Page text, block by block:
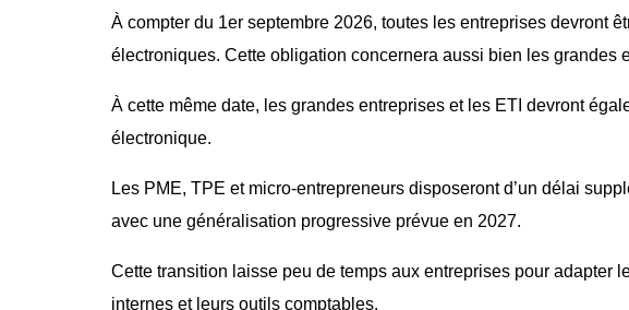
À compter du 1er septembre 2026, toutes les entreprises devront
électroniques. Cette obligation concernera aussi bien les grandes
À cette même date, les grandes entreprises et les ETI devront
électronique.
Les PME, TPE et micro-entrepreneurs disposeront d’un délai
avec une généralisation progressive prévue en 2027.
Cette transition laisse peu de temps aux entreprises pour adapter
internes et leurs outils comptables.